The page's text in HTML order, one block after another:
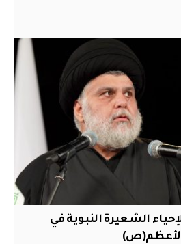
الشعيرة النبوية في
الأعظم(ص)